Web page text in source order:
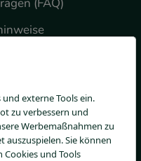
externe Tools ein.
zu verbessern und
Werbemaßnahmen zu
auszuspielen. Sie können
Cookies und Tools